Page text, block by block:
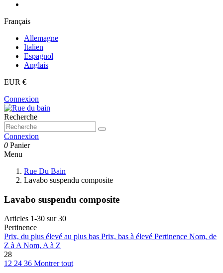
Français
Allemagne
Italien
Espagnol
Anglais
EUR €
Connexion
Recherche
Connexion
0 Panier
Menu
Rue Du Bain
Lavabo suspendu composite
Lavabo suspendu composite
Articles 1-30 sur 30
Pertinence
Prix, du plus élevé au plus bas Prix, bas à élevé Pertinence Nom, de
Z à ANom, A à Z
28
12 24 36 Montrer tout